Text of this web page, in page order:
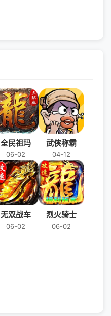
全民祖玛
06-02
武侠称霸
04-12
无双战车
06-02
烈火骑士
06-02